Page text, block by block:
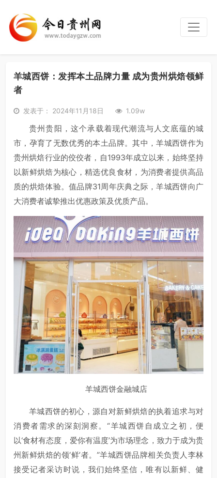
羊城西饼：发挥本土品牌力量 成为贵州烘焙领鲜
者
发表于： 2024年11月18日 1.09w
贵州贵阳，这个承载着现代潮流与人文底蕴的城
市，孕育了无数优秀的本土品牌。其中，羊城西饼作为
贵州烘焙行业的佼佼者，自1993年成立以来，始终坚持
以新鲜烘焙为核心，精选优良食材，为消费者提供高品
质的烘焙体验。值品牌31周年庆典之际，羊城西饼向广
大消费者诚挚推出优惠政策及优质产品。
羊城西饼金融城店
羊城西饼的初心，源自对新鲜烘焙的执着追求与对
消费者需求的深刻洞察。“羊城西饼自成立之初，便
以‘食材有态度，爱你有温度’为市场理念，致力于成为贵
州新鲜烘焙的领‘鲜’者。”羊城西饼品牌相关负责人李林
接受记者采访时说，我们始终坚信，唯有以新鲜、健